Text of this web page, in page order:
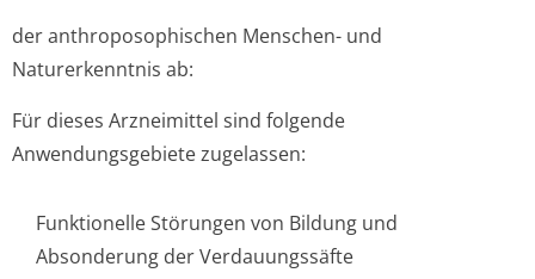
der anthroposophischen Menschen- und
Naturerkenntnis ab:
Für dieses Arzneimittel sind folgende
Anwendungsgebiete zugelassen:
Funktionelle Störungen von Bildung und
Absonderung der Verdauungssäfte